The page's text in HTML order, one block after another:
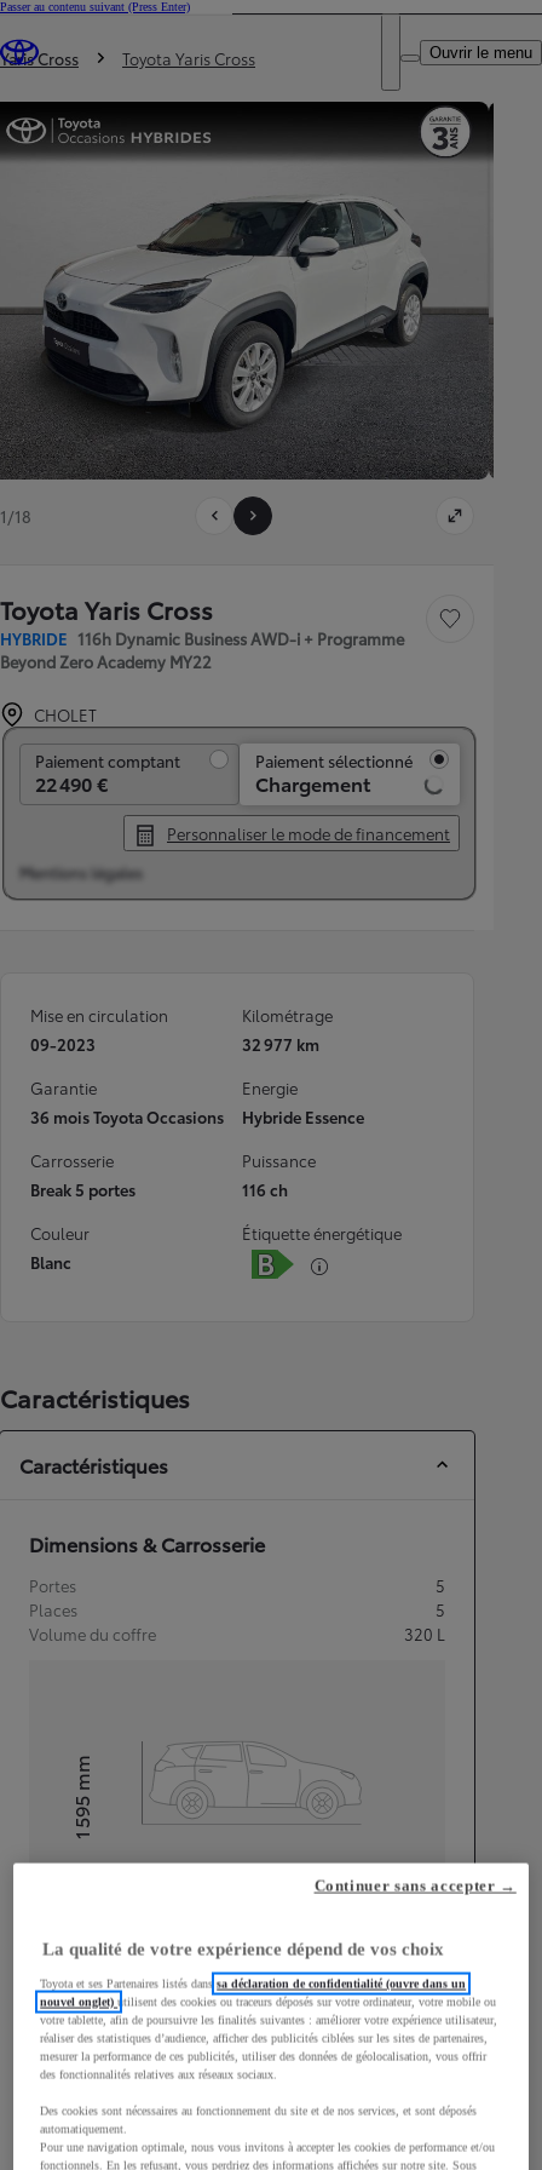
Passer au contenu suivant (Press Enter)
Trouvez un partenaire Toyota
DEALER NAME
Ouvrir le menu
Vous êtes ici
Yaris Cross Toyota Yaris Cross
1/18
Toyota Yaris Cross
HYBRIDE 116h Dynamic Business AWD-i + Programme
Beyond Zero Academy MY22
Sauvegarder le
CHOLET
Paiement comptant
22 490 €
Paiement sélectionné
Chargement
Personnaliser le mode de financement
Mentions légales
Mise en circulation
09-2023
Kilométrage
32 977 km
Garantie
36 mois Toyota Occasions
Energie
Hybride Essence
Carrosserie
Break 5 portes
Puissance
116 ch
Couleur
Blanc
Étiquette énergétique
Caractéristiques
Caractéristiques
Dimensions & Carrosserie
Portes
5
Places
5
Volume du coffre
320 L
Hauteur1 595
mm
Largeur
1 765mm
La qualité de votre expérience dépend de vos choix
Toyota et ses Partenaires listés danssa déclaration de confidentialité (ouvre dans un
nouvel onglet)utilisent des cookies ou traceurs déposés sur votre ordinateur, votre mobile ou
votre tablette, afin de poursuivre les finalités suivantes : améliorer votre expérience utilisateur,
réaliser des statistiques d’audience, afficher des publicités ciblées sur les sites de partenaires,
mesurer la performance de ces publicités, utiliser des données de géolocalisation, vous offrir
des fonctionnalités relatives aux réseaux sociaux.
Des cookies sont nécessaires au fonctionnement du site et de nos services, et sont déposés
automatiquement.
Pour une navigation optimale, nous vous invitons à accepter les cookies de performance et/ou
fonctionnels. En les refusant, vous perdriez des informations affichées sur notre site. Sous
Continuer sans accepter →